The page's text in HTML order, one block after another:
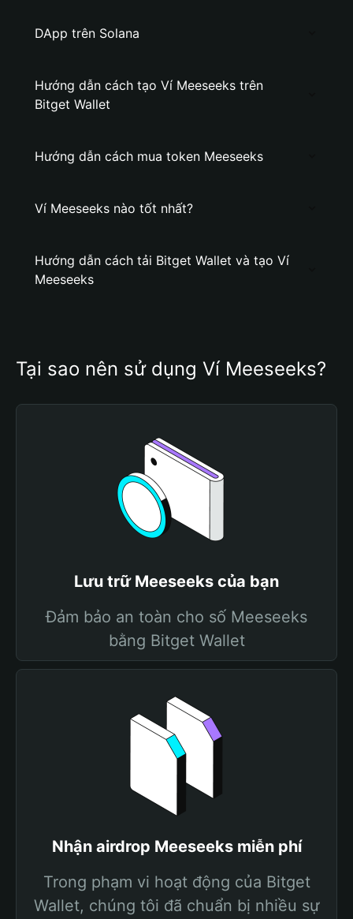
DApp trên Solana
Hướng dẫn cách tạo Ví Meeseeks trên
Bitget Wallet
Hướng dẫn cách mua token Meeseeks
Ví Meeseeks nào tốt nhất?
Hướng dẫn cách tải Bitget Wallet và tạo Ví
Meeseeks
Tại sao nên sử dụng Ví Meeseeks?
Lưu trữ Meeseeks của bạn
Đảm bảo an toàn cho số Meeseeks
bằng Bitget Wallet
Nhận airdrop Meeseeks miễn phí
Trong phạm vi hoạt động của Bitget
Wallet, chúng tôi đã chuẩn bị nhiều sự